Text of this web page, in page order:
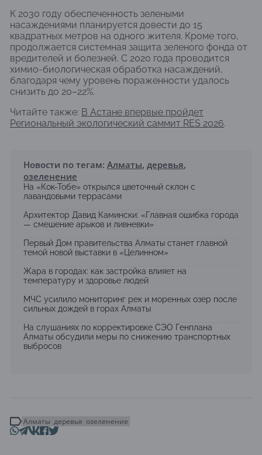
К 2030 году обеспеченность зелеными
насаждениями планируется довести до 15
квадратных метров на одного жителя. Кроме того,
продолжается системная защита зеленого фонда от
вредителей и болезней. С 2020 года проводится
химио-биологическая обработка насаждений,
благодаря чему уровень пораженности удалось
снизить до 20–22%.
Читайте также: В Астане впервые пройдет
Региональный экологический саммит RES 2026.
Новости по тегам: Алматы, деревья,
озеленение
На «Кок-Тобе» открылся цветочный склон с
лавандовыми террасами
Архитектор Давид Камински: «Главная ошибка города
— смешение арыков и ливневки»
Первый Дом правительства Алматы станет главной
темой новой выставки в «Целинном»
Жара в городах: как застройка влияет на
температуру и здоровье людей
МЧС усилило мониторинг рек и моренных озер после
сильных дождей в горах Алматы
На слушаниях по корректировке СЭО Генплана
Алматы обсудили меры по снижению транспортных
выбросов
Алматы деревья озеленение